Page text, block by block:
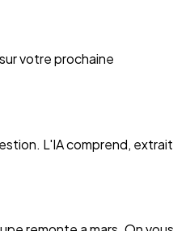
votre prochaine
L'IA comprend, extrait